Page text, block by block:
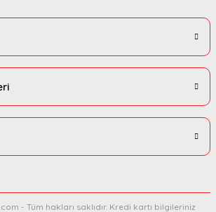
- Tüm hakları saklıdır. Kredi kartı bilgileriniz